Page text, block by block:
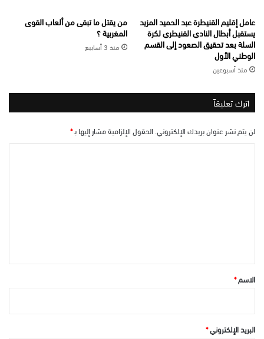
عامل إقليم القنيطرة عبد الحميد المزيد
يستقبل أبطال النادي القنيطري لكرة
السلة بعد تحقيق الصعود إلى القسم
الوطني الأول
منذ أسبوعين
من يقتل ما تبقى من ألعاب القوى
المغربية ؟
منذ 3 أسابيع
اترك تعليقاً
لن يتم نشر عنوان بريدك الإلكتروني. الحقول الإلزامية مشار إليها بـ*
*الاسم*
البريد الإلكتروني*